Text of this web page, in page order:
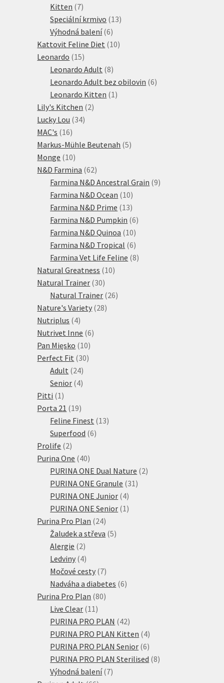
Kitten 77
produktů
Speciální krmivo 1313
Výhodná balení 66
produktů
Kattovit Feline Diet 1010
Leonardo 1515
produktů
Leonardo Adult 88
produktů
Leonardo Adult bez obilovin 66
Leonardo Kitten 1 1
Lily's Kitchen 22
Lucky Lou 3434
MAC's 1616
produktů
Markus-Mühle Beutenah 55
Monge 1010
produktů
N&D Farmina 6262
produktů
Farmina N&D Ancestral Grain 99
Farmina N&D Ocean 1010
produktů
Farmina N&D Prime 1313
produktů
Farmina N&D Pumpkin 66
Farmina N&D Quinoa 1010
produktů
Farmina N&D Tropical 66
produktů
Farmina Vet Life Feline 88
Natural Greatness 1010
Natural Trainer 3030
produktů
Natural Trainer 2626
Nature's Variety 2828
Nutriplus 44
produkty
Nutrivet Inne 66
Pan Mięsko 1010
produktů
Perfect Fit 3030
Adult 2424
produktů
Senior 44
Pitti 1 1
produkt
Porta 21 1919
produktů
Feline Finest 1313
Superfood 66
Prolife 22
produkty
Purina One 4040
produktů
PURINA ONE Dual Nature 22
PURINA ONE Granule 31 31
PURINA ONE Junior 44
produkty
PURINA ONE Senior 1 1
Purina Pro Plan 2424
produktů
Žaludek a střeva 55
Alergie 22
produkty
Ledviny 44
produkty
Močové cesty 77
produktů
Nadváha a diabetes 66
Purina Pro Plan 8080
Live Clear 11 11
produktů
PURINA PRO PLAN 4242
produktů
PURINA PRO PLAN Kitten 44
produkty
PURINA PRO PLAN Senior 66
produktů
PURINA PRO PLAN Sterilised 88
Výhodná balení 77